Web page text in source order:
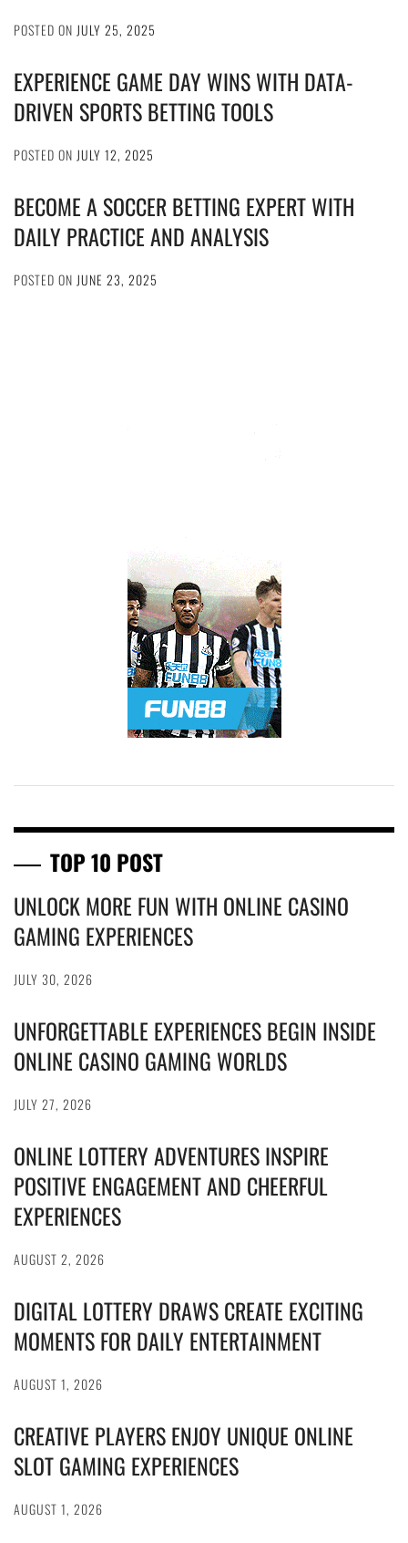
POSTED ON JULY 25, 2025
EXPERIENCE GAME DAY WINS WITH DATA-
DRIVEN SPORTS BETTING TOOLS
POSTED ON JULY 12, 2025
BECOME A SOCCER BETTING EXPERT WITH
DAILY PRACTICE AND ANALYSIS
POSTED ON JUNE 23, 2025
TOP 10 POST
UNLOCK MORE FUN WITH ONLINE CASINO
GAMING EXPERIENCES
JULY 30, 2026
UNFORGETTABLE EXPERIENCES BEGIN INSIDE
ONLINE CASINO GAMING WORLDS
JULY 27, 2026
ONLINE LOTTERY ADVENTURES INSPIRE
POSITIVE ENGAGEMENT AND CHEERFUL
EXPERIENCES
AUGUST 2, 2026
DIGITAL LOTTERY DRAWS CREATE EXCITING
MOMENTS FOR DAILY ENTERTAINMENT
AUGUST 1, 2026
CREATIVE PLAYERS ENJOY UNIQUE ONLINE
SLOT GAMING EXPERIENCES
AUGUST 1, 2026